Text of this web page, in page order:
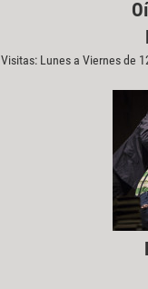
Visitas: Lunes a Viernes de